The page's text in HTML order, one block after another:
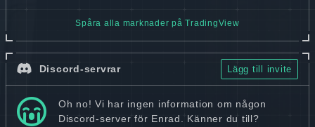
Spåra alla marknader på TradingView
Discord-servrar Lägg till invite
Oh no! Vi har ingen information om någon
Discord-server för Enrad. Känner du till?